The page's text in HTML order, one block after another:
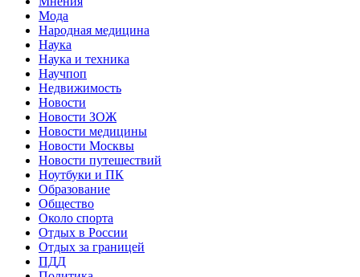
Мода
Народная медицина
Наука
Наука и техника
Научпоп
Недвижимость
Новости
Новости ЗОЖ
Новости медицины
Новости Москвы
Новости путешествий
Ноутбуки и ПК
Образование
Общество
Около спорта
Отдых в России
Отдых за границей
ПДД